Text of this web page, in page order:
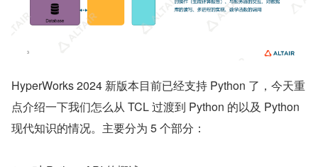
HyperWorks 2024 新版本目前已经支持 Python 了，今天重
点介绍一下我们怎么从 TCL 过渡到 Python 的以及 Python
现代知识的情况。主要分为 5 个部分：